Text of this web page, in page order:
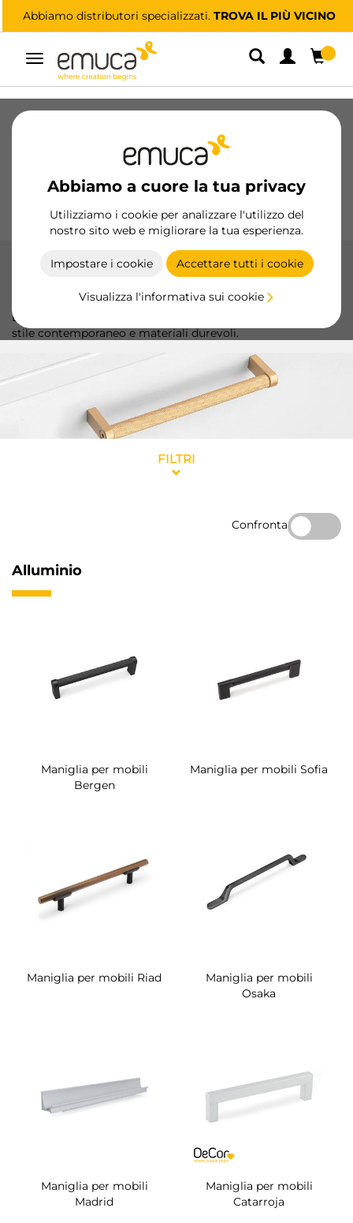
Abbiamo distributori specializzati. TROVA IL PIÙ VICINO
Navigazione
Abbiamo a cuore la tua privacy
Utilizziamo i cookie per analizzare l'utilizzo del
nostro sito web e migliorare la tua esperienza.
Impostare i cookie Accettare tutti i cookie
Visualizza l'informativa sui cookie
Cerniere
Scorrevoli Cucina
Moderno
Scopri l'eleganza e la funzionalità dei maniglioni moderni di
Emuca, progettati per trasformare i tuoi mobili con uno
stile contemporaneo e materiali durevoli.
FILTRI
Confronta
Alluminio
Maniglia per mobili
Bergen
Maniglia per mobili Sofia
Maniglia per mobili Riad
Maniglia per mobili
Osaka
Maniglia per mobili
Madrid
Maniglia per mobili
Catarroja